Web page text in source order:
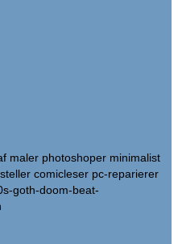
maler photoshoper minimalist
comicleser pc-reparierer
goth-doom-beat-